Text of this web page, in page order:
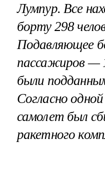
Лумпур. Все
борту 298
Подавляющее
пассажиров —
были
Согласно
самолет был
ракетного